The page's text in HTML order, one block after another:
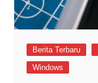
Berita Terbaru
Windows